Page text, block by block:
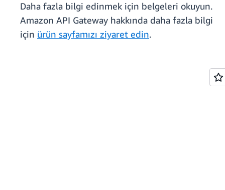
Daha fazla bilgi edinmek için belgeleri okuyun.
Amazon API Gateway hakkında daha fazla bilgi
için ürün sayfamızı ziyaret edin.